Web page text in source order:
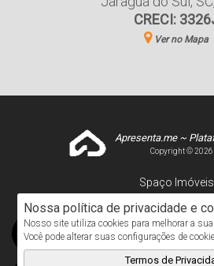
Nossa política de privacidade e
Nosso site utiliza cookies para melhorar a sua
Você pode alterar suas configurações de
Termos de
CRECI:
Ver no Mapa
Apresenta.me ~
Copyright ©
Spaço Imóveis